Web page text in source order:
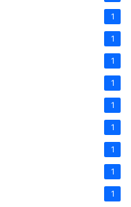
1
1
1
1
1
1
1
1
1